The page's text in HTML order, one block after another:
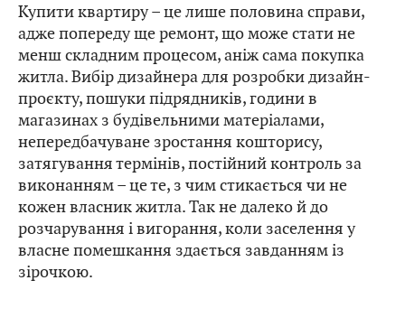
Купити квартиру – це лише половина справи,
адже попереду ще ремонт, що може стати не
менш складним процесом, аніж сама покупка
житла. Вибір дизайнера для розробки дизайн-
проєкту, пошуки підрядників, години в
магазинах з будівельними матеріалами,
непередбачуване зростання кошторису,
затягування термінів, постійний контроль за
виконанням – це те, з чим стикається чи не
кожен власник житла. Так не далеко й до
розчарування і вигорання, коли заселення у
власне помешкання здається завданням із
зірочкою.